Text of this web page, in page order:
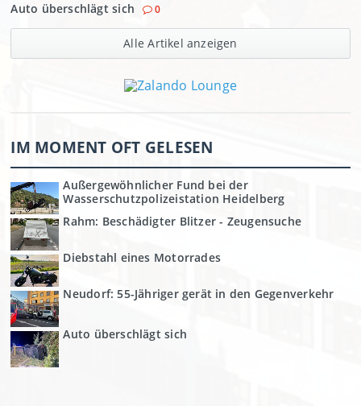
Auto überschlägt sich 0
Alle Artikel anzeigen
IM MOMENT OFT GELESEN
Außergewöhnlicher Fund bei der
Wasserschutzpolizeistation Heidelberg
Rahm: Beschädigter Blitzer - Zeugensuche
Diebstahl eines Motorrades
Neudorf: 55-Jähriger gerät in den Gegenverkehr
Auto überschlägt sich